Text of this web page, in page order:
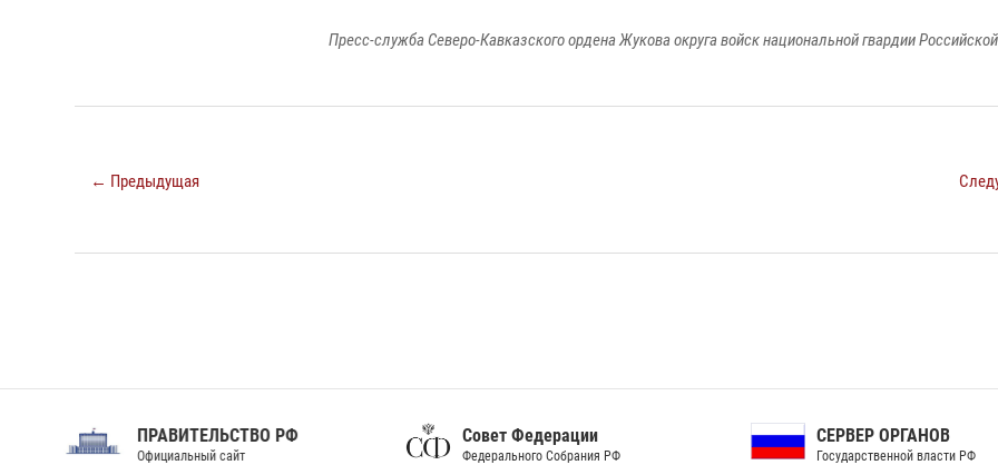
Пресс-служба Северо-Кавказского ордена Жукова округа войск национальной гвардии
← Предыдущая
Совет Федерации
Федерального Собрания РФ
СЕРВЕР ОРГАНОВ
Государственной власти РФ
Совет Безопасности
Российской Федерации